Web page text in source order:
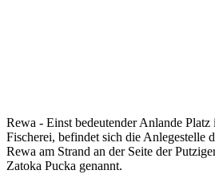
Rewa - Einst bedeutender Anlande
Fischerei, befindet sich die Anlegestelle
Rewa am Strand an der Seite der
Zatoka Pucka genannt.